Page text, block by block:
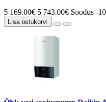
5 169.00€ 5 743.00€ Soodus -
Lisa ostukorvi